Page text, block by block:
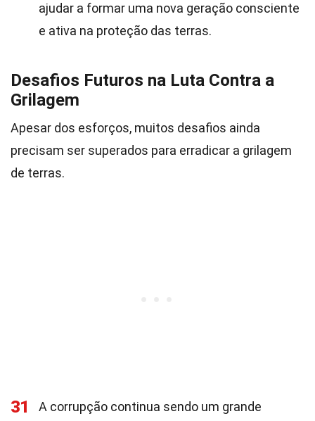
ajudar a formar uma nova geração consciente
e ativa na proteção das terras.
Desafios Futuros na Luta Contra a
Grilagem
Apesar dos esforços, muitos desafios ainda
precisam ser superados para erradicar a grilagem
de terras.
31
A corrupção continua sendo um grande